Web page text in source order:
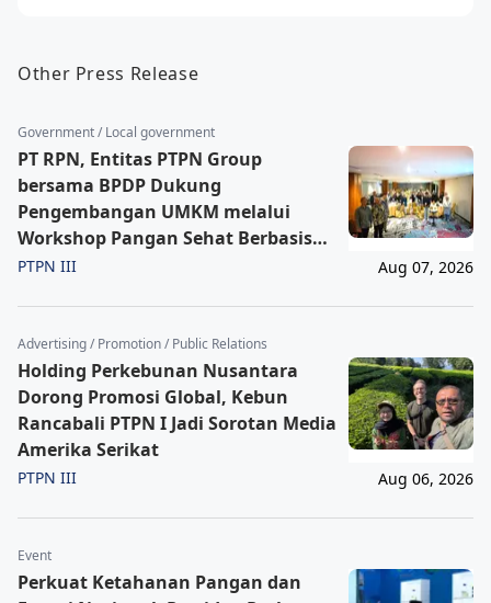
Other Press Release
Government / Local government
PT RPN, Entitas PTPN Group
bersama BPDP Dukung
Pengembangan UMKM melalui
Workshop Pangan Sehat Berbasis
Minyak Sawit
PTPN III Aug 07, 2026
Advertising / Promotion / Public Relations
Holding Perkebunan Nusantara
Dorong Promosi Global, Kebun
Rancabali PTPN I Jadi Sorotan Media
Amerika Serikat
PTPN III Aug 06, 2026
Event
Perkuat Ketahanan Pangan dan